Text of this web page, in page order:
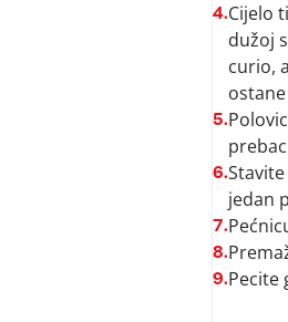
4.Cijelo
dužoj
curio,
5.
6.
jedan
7.
8.
9.Pecite